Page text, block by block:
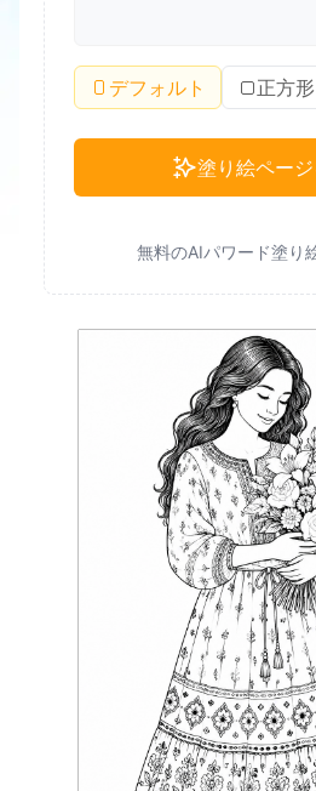
デフォルト 正方形
塗り絵ペー
無料のAIパワード塗り